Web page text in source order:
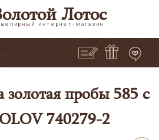
Лотос
интернет-магазин
золотая пробы 585 с
740279-2